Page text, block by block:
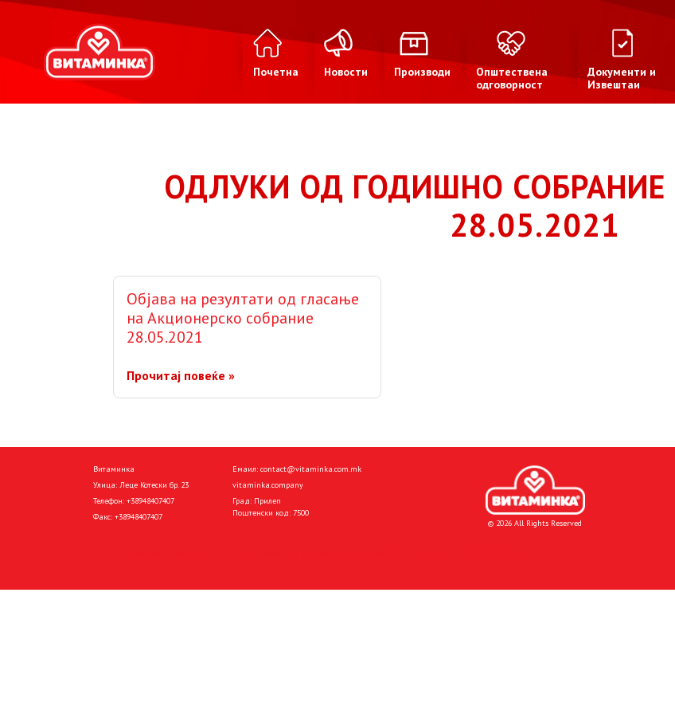
Почетна Новости Производи
Општествена
одговорност
Документи и
Извештаи
ОДЛУКИ ОД ГОДИШНО СОБРАНИЕ
28.05.2021
Објава на резултати од гласање
на Акционерско собрание
28.05.2021
Прочитај повеќе »
Витаминка
Улица: Леце Котески бр. 23
Телефон: +38948407407
Факс: +38948407407
Емаил: contact@vitaminka.com.mk
vitaminka.company
Град: Прилеп
Поштенски код: 7500
© 2026 All Rights Reserved